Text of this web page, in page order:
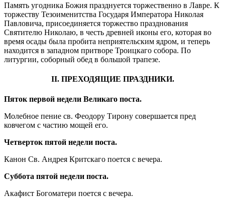
Память угодника Божия празднуется торжественно в Лавре. К
торжеству Тезоименитства Государя Императора Николая
Павловича, присоединяется торжество празднования
Святителю Николаю, в честь древней иконы его, которая во
время осады была пробита неприятельским ядром, и теперь
находится в западном притворе Троицкаго собора. По
литургии, соборный обед в большой трапезе.
II. ПРЕХОДЯЩИЕ ПРАЗДНИКИ.
Пяток первой недели Великаго поста.
Молебное пение св. Феодору Тирону совершается пред
ковчегом с частию мощей его.
Четверток пятой недели поста.
Канон Св. Андрея Критскаго поется с вечера.
Суббота пятой недели поста.
Акафист Богоматери поется с вечера.